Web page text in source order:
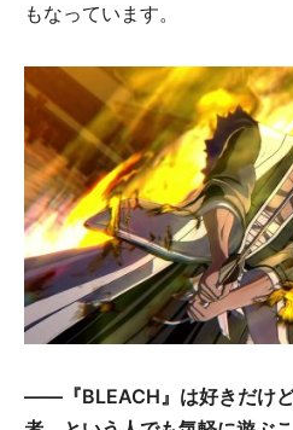
もなっています。
――『BLEACH』は好きだけ